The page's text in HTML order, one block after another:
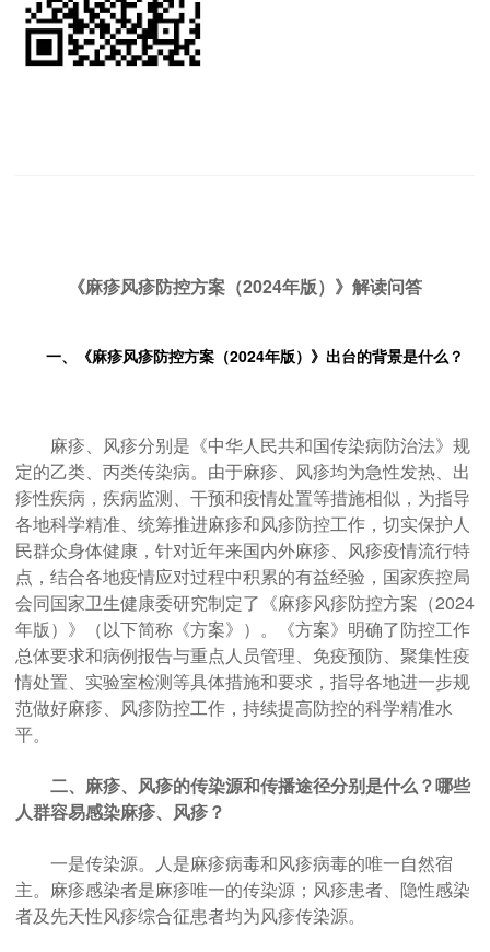
《麻疹风疹防控方案（2024年版）》解读问答
一、《麻疹风疹防控方案（2024年版）》出台的背景是什么？
麻疹、风疹分别是《中华人民共和国传染病防治法》规
定的乙类、丙类传染病。由于麻疹、风疹均为急性发热、出
疹性疾病，疾病监测、干预和疫情处置等措施相似，为指导
各地科学精准、统筹推进麻疹和风疹防控工作，切实保护人
民群众身体健康，针对近年来国内外麻疹、风疹疫情流行特
点，结合各地疫情应对过程中积累的有益经验，国家疾控局
会同国家卫生健康委研究制定了《麻疹风疹防控方案（2024
年版）》（以下简称《方案》）。《方案》明确了防控工作
总体要求和病例报告与重点人员管理、免疫预防、聚集性疫
情处置、实验室检测等具体措施和要求，指导各地进一步规
范做好麻疹、风疹防控工作，持续提高防控的科学精准水
平。
二、麻疹、风疹的传染源和传播途径分别是什么？哪些
人群容易感染麻疹、风疹？
一是传染源。人是麻疹病毒和风疹病毒的唯一自然宿
主。麻疹感染者是麻疹唯一的传染源；风疹患者、隐性感染
者及先天性风疹综合征患者均为风疹传染源。